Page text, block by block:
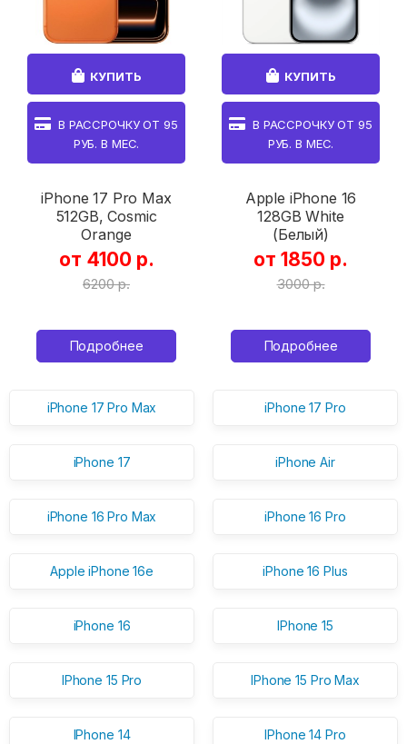
КУПИТЬ
В РАССРОЧКУ ОТ 95
РУБ. В МЕС.
iPhone 17 Pro Max
512GB, Cosmic
Orange
от 4100 р.
6200 р.
Подробнее
КУПИТЬ
В РАССРОЧКУ ОТ 95
РУБ. В МЕС.
Apple iPhone 16
128GB White
(Белый)
от 1850 р.
3000 р.
Подробнее
iPhone 17 Pro Max iPhone 17 Pro
iPhone 17 iPhone Air
iPhone 16 Pro Max iPhone 16 Pro
Apple iPhone 16e iPhone 16 Plus
iPhone 16 IPhone 15
IPhone 15 Pro IPhone 15 Pro Max
IPhone 14 IPhone 14 Pro